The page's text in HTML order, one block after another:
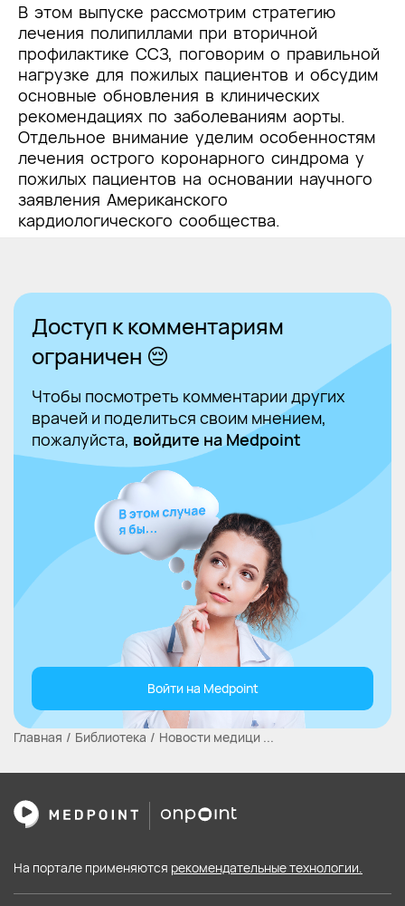
В этом выпуске рассмотрим стратегию
лечения полипиллами при вторичной
профилактике ССЗ, поговорим о правильной
нагрузке для пожилых пациентов и обсудим
основные обновления в клинических
рекомендациях по заболеваниям аорты.
Отдельное внимание уделим особенностям
лечения острого коронарного синдрома у
пожилых пациентов на основании научного
заявления Американского
кардиологического сообщества.
Доступ к комментариям
ограничен 😔
Чтобы посмотреть комментарии других
врачей и поделиться своим мнением,
пожалуйста, войдите на Medpoint
Войти на Medpoint
Главная Библиотека Новости медици ...
На портале применяются рекомендательные технологии.